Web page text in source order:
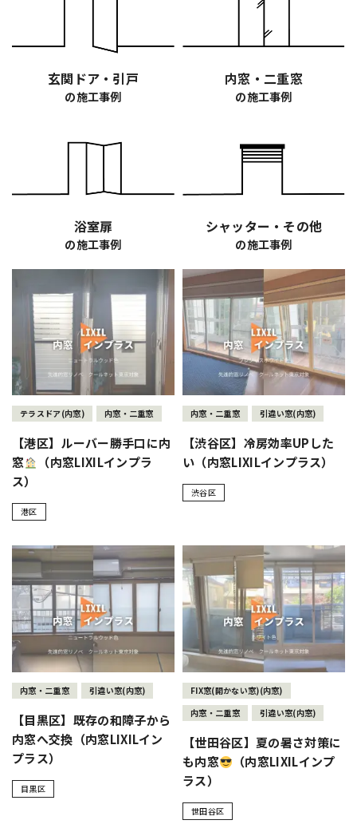
玄関ドア・引戸
の施工事例
内窓・二重窓
の施工事例
浴室扉
の施工事例
シャッター・その他
の施工事例
テラスドア(内窓) 内窓・二重窓
【港区】ルーバー勝手口に内
窓
（内窓LIXILインプラ
ス）
港区
内窓・二重窓 引違い窓(内窓)
【渋谷区】冷房効率UPした
い（内窓LIXILインプラス）
渋谷区
内窓・二重窓 引違い窓(内窓)
【目黒区】既存の和障子から
内窓へ交換（内窓LIXILイン
プラス）
目黒区
FIX窓(開かない窓)(内窓)
内窓・二重窓
引違い窓(内窓)
【世田谷区】夏の暑さ対策に
も内窓
（内窓LIXILインプ
ラス）
世田谷区